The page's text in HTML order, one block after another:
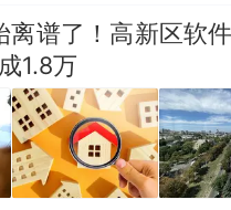
离谱了！高新区软
1.8万